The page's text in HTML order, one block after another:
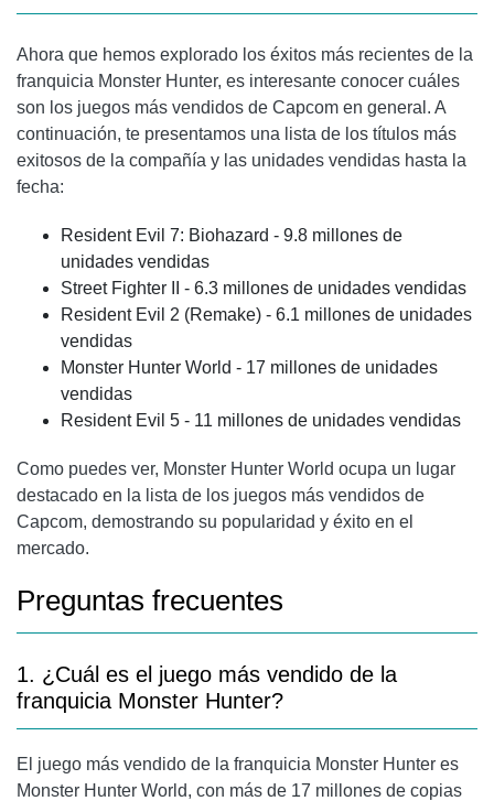
Ahora que hemos explorado los éxitos más recientes de la
franquicia Monster Hunter, es interesante conocer cuáles
son los juegos más vendidos de Capcom en general. A
continuación, te presentamos una lista de los títulos más
exitosos de la compañía y las unidades vendidas hasta la
fecha:
Resident Evil 7: Biohazard - 9.8 millones de
unidades vendidas
Street Fighter II - 6.3 millones de unidades vendidas
Resident Evil 2 (Remake) - 6.1 millones de unidades
vendidas
Monster Hunter World - 17 millones de unidades
vendidas
Resident Evil 5 - 11 millones de unidades vendidas
Como puedes ver, Monster Hunter World ocupa un lugar
destacado en la lista de los juegos más vendidos de
Capcom, demostrando su popularidad y éxito en el
mercado.
Preguntas frecuentes
1. ¿Cuál es el juego más vendido de la
franquicia Monster Hunter?
El juego más vendido de la franquicia Monster Hunter es
Monster Hunter World, con más de 17 millones de copias